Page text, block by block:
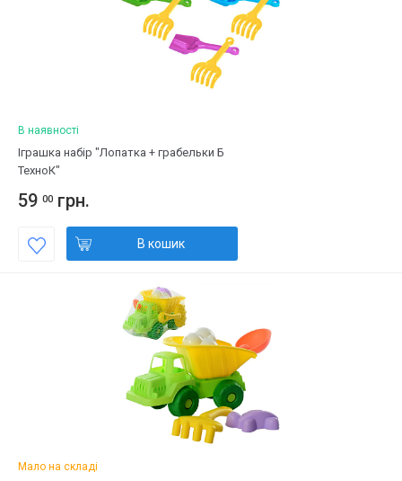
В наявності
Іграшка набір "Лопатка + грабельки Б
ТехноК"
59 00 грн.
В кошик
Мало на складі